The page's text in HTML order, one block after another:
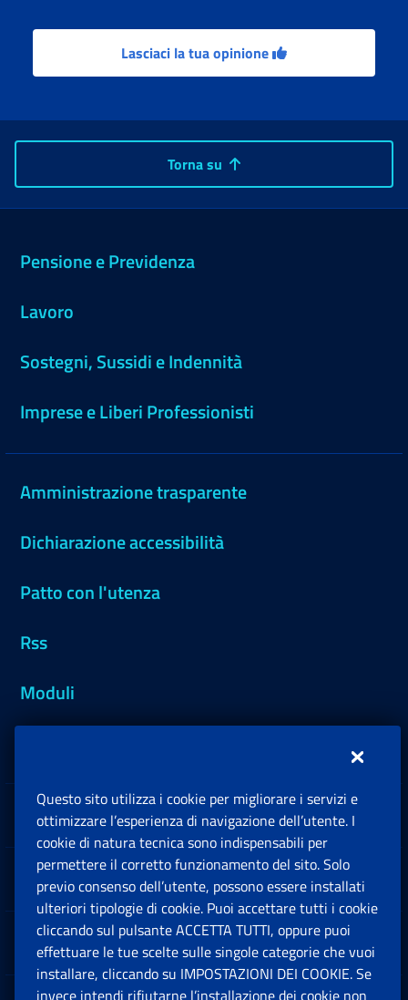
Lasciaci la tua opinione
Torna su
Pensione e Previdenza
Lavoro
Sostegni, Sussidi e Indennità
Imprese e Liberi Professionisti
Amministrazione trasparente
Dichiarazione accessibilità
Patto con l'utenza
Rss
Moduli
Sedi e Contatti
Software
Note Legali
Questo sito utilizza i cookie per migliorare i servizi e
ottimizzare l’esperienza di navigazione dell’utente. I
cookie di natura tecnica sono indispensabili per
permettere il corretto funzionamento del sito. Solo
previo consenso dell’utente, possono essere installati
ulteriori tipologie di cookie. Puoi accettare tutti i cookie
cliccando sul pulsante ACCETTA TUTTI, oppure puoi
effettuare le tue scelte sulle singole categorie che vuoi
installare, cliccando su IMPOSTAZIONI DEI COOKIE. Se
invece intendi rifiutarne l’installazione dei cookie non